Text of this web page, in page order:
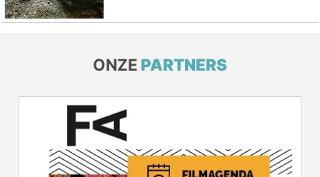
ONZE PARTNERS